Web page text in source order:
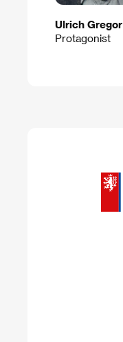
Ulrich Gregor
Protagonist